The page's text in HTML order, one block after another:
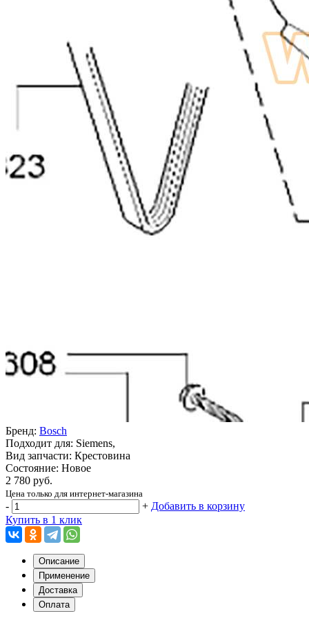
Бренд: Bosch
Подходит для: Siemens,
Вид запчасти: Крестовина
Состояние: Новое
2 780 руб.
Цена только для интернет-магазина
- + Добавить в корзину
Купить в 1 клик
Описание
Применение
Доставка
Оплата